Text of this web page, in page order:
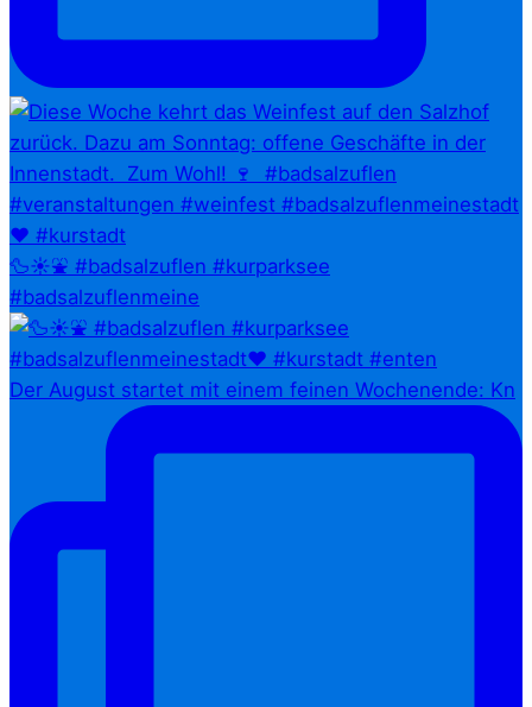
🦆☀️⛲ #badsalzuflen #kurparksee
#badsalzuflenmeine
Der August startet mit einem feinen Wochenende: Kn